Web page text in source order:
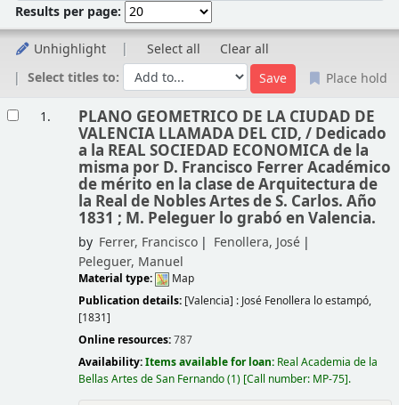
Results per page:
Unhighlight Select all
Clear all
Select titles to:
Place hold
1. PLANO GEOMETRICO DE LA CIUDAD DE
VALENCIA LLAMADA DEL CID, / Dedicado
a la REAL SOCIEDAD ECONOMICA de la
misma por D. Francisco Ferrer Académico
de mérito en la clase de Arquitectura de
la Real de Nobles Artes de S. Carlos. Año
1831 ; M. Peleguer lo grabó en Valencia.
by Ferrer, Francisco
Fenollera, José
Peleguer, Manuel
Material type:
Map
Publication details: [Valencia] : José Fenollera lo estampó,
[1831]
Online resources:787
Availability:Items available for loan: Real Academia de la
Bellas Artes de San Fernando(1) Call number: MP-75 .